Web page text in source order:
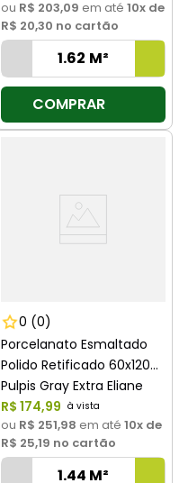
ou R$ 203,09 em até 10x de
R$ 20,30 no cartão
COMPRAR
0 (0)
Porcelanato Esmaltado
Polido Retificado 60x120
Pulpis Gray Extra Eliane
R$ 174,99
ou R$ 251,98 em até 10x de
R$ 25,19 no cartão